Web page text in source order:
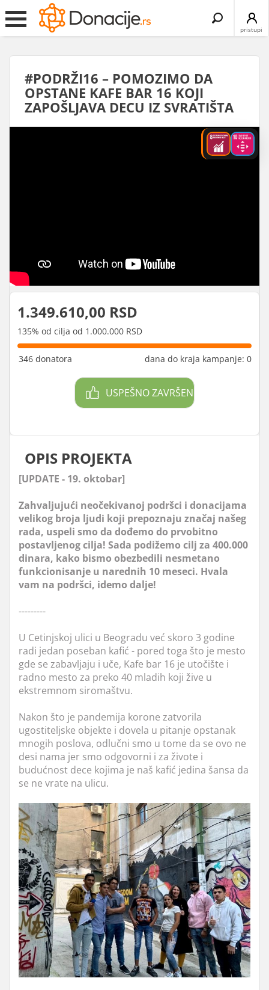
pristupi
Search
#PODRŽI16 – POMOZIMO DA
OPSTANE KAFE BAR 16 KOJI
ZAPOŠLJAVA DECU IZ SVRATIŠTA
1.349.610,00 RSD
135% od cilja od 1.000.000 RSD
346 donatora dana do kraja kampanje: 0
USPEŠNO ZAVRŠEN
OPIS PROJEKTA
[UPDATE - 19. oktobar]
Zahvaljujući neočekivanoj podršci i donacijama
velikog broja ljudi koji prepoznaju značaj našeg
rada, uspeli smo da dođemo do prvobitno
postavljenog cilja! Sada podižemo cilj za 400.000
dinara, kako bismo obezbedili nesmetano
funkcionisanje u narednih 10 meseci. Hvala
vam na podršci, idemo dalje!
---------
U Cetinjskoj ulici u Beogradu već skoro 3 godine
radi jedan poseban kafić - pored toga što je mesto
gde se zabavljaju i uče, Kafe bar 16 je utočište i
radno mesto za preko 40 mladih koji žive u
ekstremnom siromaštvu.
Nakon što je pandemija korone zatvorila
ugostiteljske objekte i dovela u pitanje opstanak
mnogih poslova, odlučni smo u tome da se ovo ne
desi nama jer smo odgovorni i za živote i
budućnost dece kojima je naš kafić jedina šansa da
se ne vrate na ulicu.